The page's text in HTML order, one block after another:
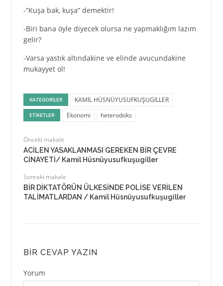
-“Kuşa bak, kuşa” demektir!
-Biri bana öyle diyecek olursa ne yapmaklığım lazım
gelir?
-Varsa yastık altındakine ve elinde avucundakine
mukayyet ol!
KATEGORILER KAMİL HÜSNÜYUSUFKUŞUGİLLER
ETIKETLER Ekonomi heterodoks
Önceki makale
ACİLEN YASAKLANMASI GEREKEN BİR ÇEVRE
CİNAYETİ/ Kamil Hüsnüyusufkuşugiller
Sonraki makale
BİR DİKTATÖRÜN ÜLKESİNDE POLİSE VERİLEN
TALİMATLARDAN / Kamil Hüsnüyusufkuşugiller
BIR CEVAP YAZIN
Yorum